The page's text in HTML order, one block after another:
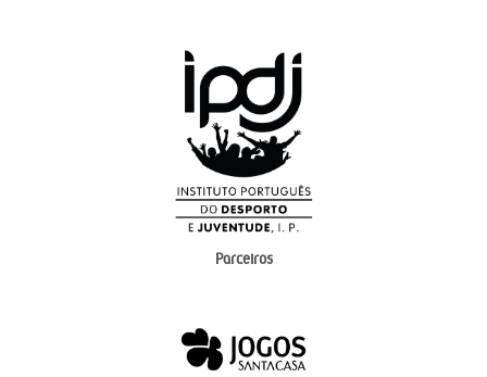
Parceiros